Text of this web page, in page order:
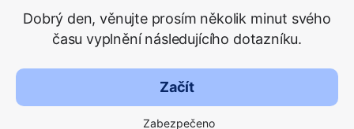
Dobrý den, věnujte prosím několik minut svého
času vyplnění následujícího dotazníku.
Začít
Zabezpečeno